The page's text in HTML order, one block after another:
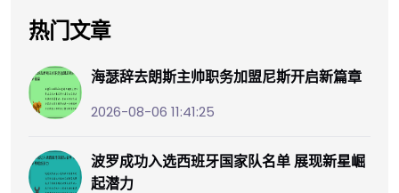
热门文章
海瑟辞去朗斯主帅职务加盟尼斯开启新篇章
2026-08-06 11:41:25
波罗成功入选西班牙国家队名单 展现新星崛
起潜力